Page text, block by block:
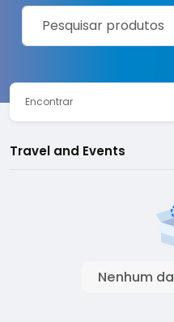
Encontrar
Travel and Events
Nenhum